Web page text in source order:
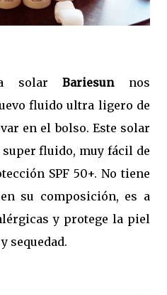
solarBariesun nos
fluido ultra ligero de
en el bolso. Este solar
fluido, muy fácil de
SPF 50+. No tiene
su composición, es a
y protege la piel
sequedad.